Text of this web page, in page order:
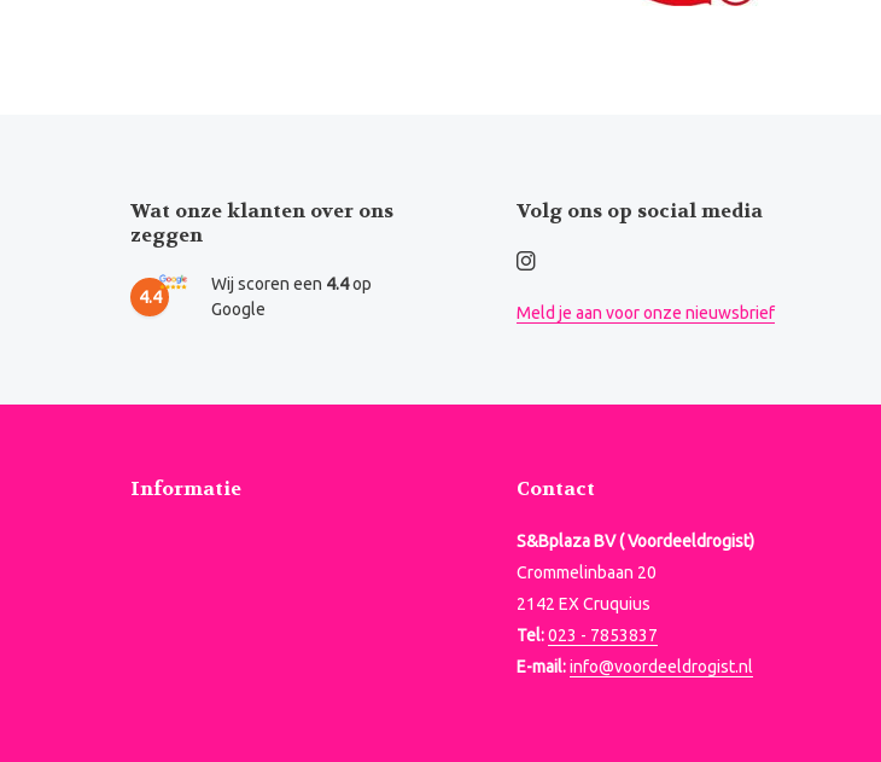
Wat onze klanten over ons
zeggen
4.4
Wij scoren een 4.4op
Google
Volg ons op social media
Meld je aan voor onze nieuwsbrief
Informatie Contact
S&Bplaza BV ( Voordeeldrogist)
Crommelinbaan 20
2142 EX Cruquius
Tel:023 - 7853837
E-mail:info@voordeeldrogist.nl